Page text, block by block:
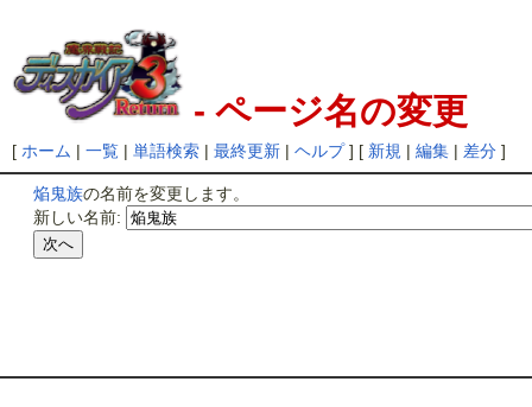
- ページ名の変更
[ ホーム | 一覧| 単語検索| 最終更新| ヘルプ] [ 新規 | 編集| 差分]
焔鬼族の名前を変更します。
新しい名前: